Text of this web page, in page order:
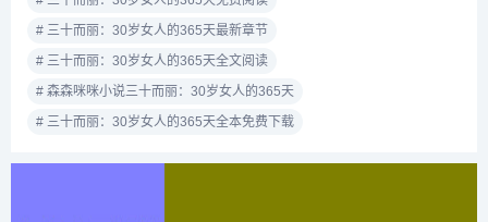
# 三十而丽：30岁女人的365天最新章节
# 三十而丽：30岁女人的365天全文阅读
# 森森咪咪小说三十而丽：30岁女人的365天
# 三十而丽：30岁女人的365天全本免费下载